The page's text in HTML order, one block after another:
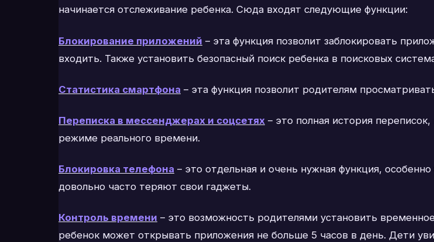
начинается отслеживание ребенка. Сюда входят следующие функции:
Блокирование приложений – эта функция позволит заблокировать
входить. Также установить безопасный поиск ребенка в поисковых
Статистика смартфона – эта функция позволит родителям
Переписка в мессенджерах и соцсетях – это полная история
режиме реального времени.
Блокировка телефона – это отдельная и очень нужная функция,
довольно часто теряют свои гаджеты.
Контроль времени – это возможность родителями установить
ребенок может открывать приложения не больше 5 часов в день. Дети